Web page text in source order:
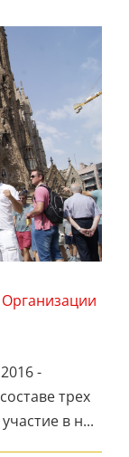
-
трех
в н...